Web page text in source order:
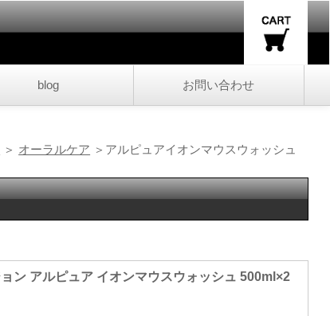
blog お問い合わせ
＞ オーラルケア ＞アルピュアイオンマウスウォッシュ